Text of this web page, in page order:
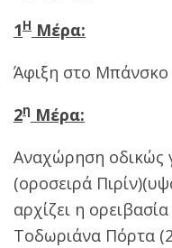
1Η Μέρα:
Άφιξη στο Μπάνσκο
2η Μέρα:
Αναχώρηση οδικώς
(οροσειρά
αρχίζει η
Τοδωριάνα Πόρτα